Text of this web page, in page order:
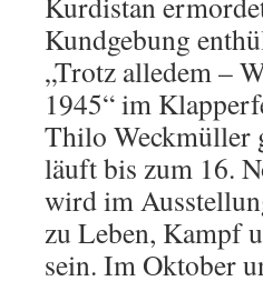
Kundgebung
„Trotz alledem –
1945“ im
Thilo Weckmüller
läuft bis zum 16.
wird im
zu Leben, Kampf
sein. Im Oktober